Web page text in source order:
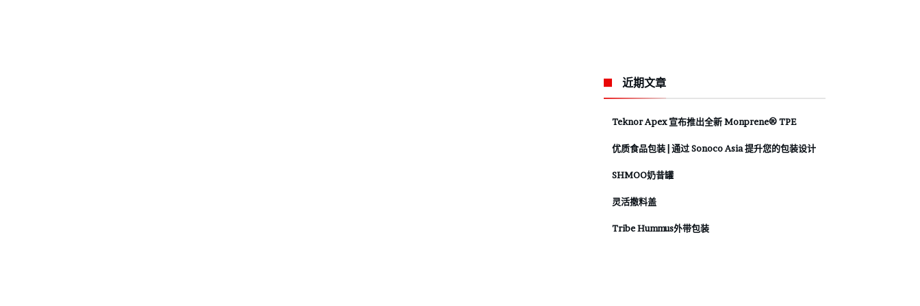
近期文章
Teknor Apex 宣布推出全新 Monprene® TPE
优质食品包装 | 通过 Sonoco Asia 提升您的包装设计
SHMOO奶昔罐
灵活撒料盖
Tribe Hummus外带包装